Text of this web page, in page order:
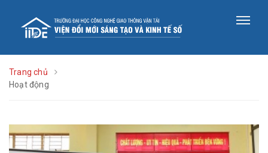
Trang chủ
Hoạt động